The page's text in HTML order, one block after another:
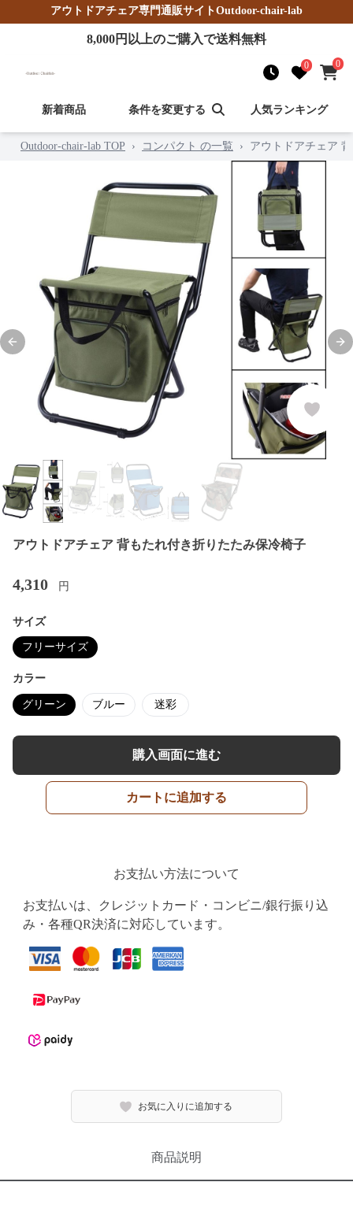
アウトドアチェア専門通販サイトOutdoor-chair-lab
8,000円以上のご購入で送料無料
0 0
新着商品 条件を変更する 人気ランキング
Outdoor-chair-lab TOP › コンパクト の一覧 › アウトドアチェア
Previous slide
アウトドアチェア 背もたれ付き折りたたみ保冷椅子
4,310 円
サイズ
フリーサイズ
カラー
グリーン ブルー 迷彩
購入画面に進む
カートに追加する
お支払い方法について
お支払いは、クレジットカード・コンビニ/銀行振り込
み・各種QR決済に対応しています。
お気に入りに追加する
商品説明